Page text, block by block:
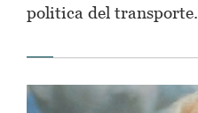
politica del transporte.